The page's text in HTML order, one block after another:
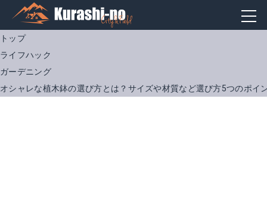
トップ
ライフハック
ガーデニング
オシャレな植木鉢の選び方とは？サイズや材質など選び方5つのポイ